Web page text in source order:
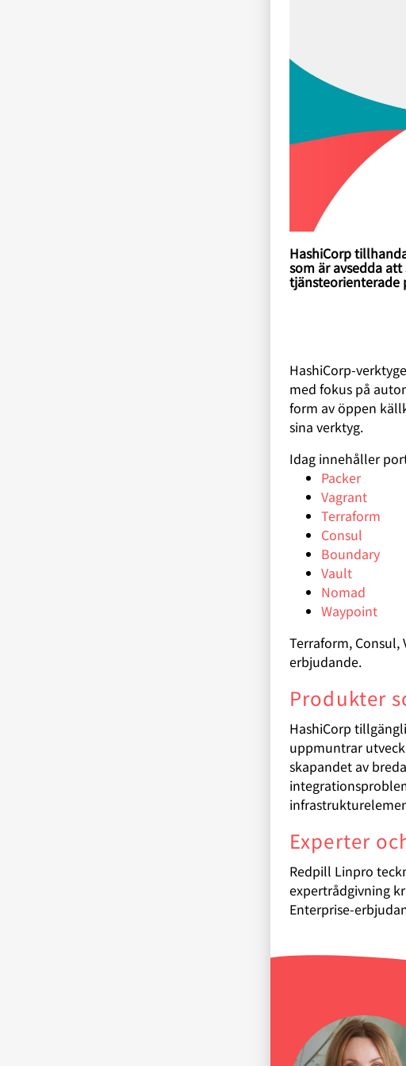
HashiCorp
som är avsedda
tjänsteorienterade
HashiCorp-
med fokus på
form av öppen
sina verktyg.
Idag innehåller
Packer
Vagrant
Terraform
Consul
Boundary
Vault
Nomad
Waypoint
Terraform,
erbjudande.
Produkter
HashiCorp
uppmuntrar
skapandet av
Experter
Redpill Linpro
expertrådgivning
Enterprise-